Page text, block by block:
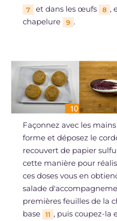
7 et dans les œufs 8 ,
chapelure
9 .
Façonnez avec les
forme et déposez le
recouvert de papier
cette manière pour
ces doses vous en
salade
premières feuilles de la
base
11 , puis coupez-la